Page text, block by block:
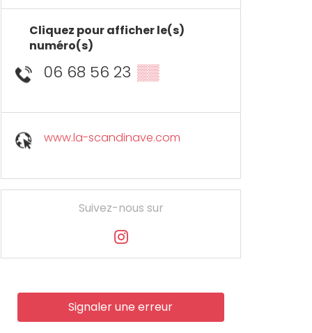
Cliquez pour afficher le(s)
numéro(s)
06 68 56 23 ▒▒
www.la-scandinave.com
Suivez-nous sur
Signaler une erreur